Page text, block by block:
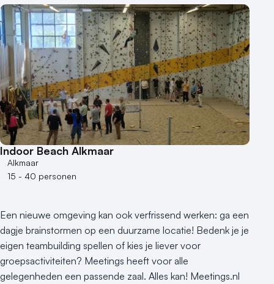
Aantal zalen
1 - 5 zalen
6 - 10 zalen
10 of meer zalen
Aantal personen
1 - 50 personen
50 - 100 personen
100 - 250 personen
250 - 500 personen
Buitenlocatie
Duurzame locatie
Groene locatie
Heisessie
Indoor Beach Alkmaar
Alkmaar
15 - 40 personen
Een nieuwe omgeving kan ook verfrissend werken: ga een
dagje brainstormen op een duurzame locatie! Bedenk je je
eigen teambuilding spellen of kies je liever voor
groepsactiviteiten? Meetings heeft voor alle
gelegenheden een passende zaal. Alles kan! Meetings.nl